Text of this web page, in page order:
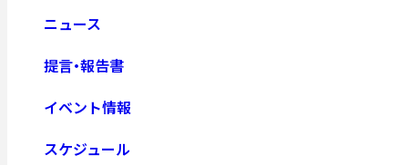
ニュース
提言・報告書
イベント情報
スケジュール